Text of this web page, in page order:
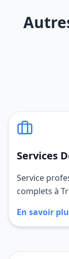
Services
Service
complets à
En savoir